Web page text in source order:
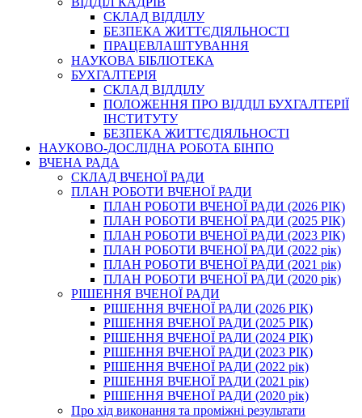
СКЛАД ВІДДІЛУ
БЕЗПЕКА ЖИТТЄДІЯЛЬНОСТІ
ПРАЦЕВЛАШТУВАННЯ
НАУКОВА БІБЛІОТЕКА
БУХГАЛТЕРІЯ
СКЛАД ВІДДІЛУ
ПОЛОЖЕННЯ ПРО ВІДДІЛ БУХГАЛТЕРІЇ
ІНСТИТУТУ
БЕЗПЕКА ЖИТТЄДІЯЛЬНОСТІ
НАУКОВО-ДОСЛІДНА РОБОТА БІНПО
ВЧЕНА РАДА
СКЛАД ВЧЕНОЇ РАДИ
ПЛАН РОБОТИ ВЧЕНОЇ РАДИ
ПЛАН РОБОТИ ВЧЕНОЇ РАДИ (2026 РІК)
ПЛАН РОБОТИ ВЧЕНОЇ РАДИ (2025 РІК)
ПЛАН РОБОТИ ВЧЕНОЇ РАДИ (2023 РІК)
ПЛАН РОБОТИ ВЧЕНОЇ РАДИ (2022 рік)
ПЛАН РОБОТИ ВЧЕНОЇ РАДИ (2021 рік)
ПЛАН РОБОТИ ВЧЕНОЇ РАДИ (2020 рік)
РІШЕННЯ ВЧЕНОЇ РАДИ
РІШЕННЯ ВЧЕНОЇ РАДИ (2026 РІК)
РІШЕННЯ ВЧЕНОЇ РАДИ (2025 РІК)
РІШЕННЯ ВЧЕНОЇ РАДИ (2024 РІК)
РІШЕННЯ ВЧЕНОЇ РАДИ (2023 РІК)
РІШЕННЯ ВЧЕНОЇ РАДИ (2022 рік)
РІШЕННЯ ВЧЕНОЇ РАДИ (2021 рік)
РІШЕННЯ ВЧЕНОЇ РАДИ (2020 рік)
Про хід виконання та проміжні результати